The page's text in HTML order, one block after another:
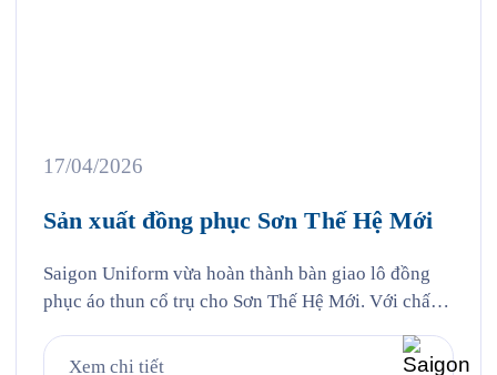
17/04/2026
Sản xuất đồng phục Sơn Thế Hệ Mới
Saigon Uniform vừa hoàn thành bàn giao lô đồng
phục áo thun cổ trụ cho Sơn Thế Hệ Mới. Với chất
nét, áo đồng phục không chỉ đảm bảo tính năng mặc
Xem chi tiết